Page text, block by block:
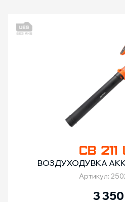
CB 211
ВОЗДУХОДУВКА
Артикул:
3 350